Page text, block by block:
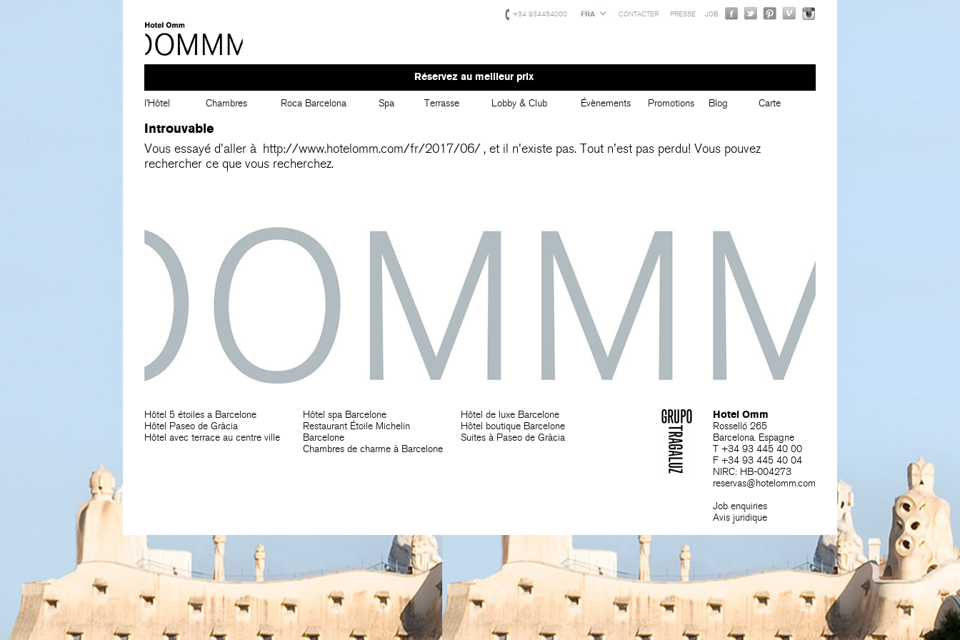
+34 934454000 FRA CONTACTER PRESSE JOB
Réservez au meilleur prix
l’Hôtel Chambres Roca Barcelona Spa Terrasse Lobby & Club Évènements Promotions Blog Carte
Introuvable
Vous essayé d'aller à http://www.hotelomm.com/fr/2017/06/, et il n'existe pas. Tout n'est pas perdu! Vous pouvez
rechercher ce que vous recherchez.
Hôtel 5 étoiles a Barcelone
Hôtel Paseo de Gràcia
Hôtel avec terrace au centre ville
Hôtel spa Barcelone
Restaurant Étoile Michelin
Barcelone
Chambres de charme à Barcelone
Hôtel de luxe Barcelone
Hôtel boutique Barcelone
Suites à Paseo de Gràcia
Hotel Omm
Rosselló 265
Barcelona. Espagne
T +34 93 445 40 00
F +34 93 445 40 04
NIRC: HB-004273
reservas@hotelomm.com
Job enquiries
Avis juridique